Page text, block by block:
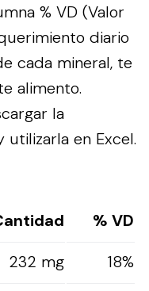
% VD (Valor
diario
cada mineral, te
alimento.
la
en Excel.
% VD
232 mg
18%